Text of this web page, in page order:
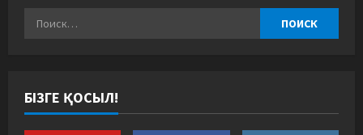
БІЗГЕ ҚОСЫЛ!